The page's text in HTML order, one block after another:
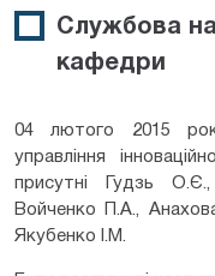
Службова
кафедри
04 лютого 2015
управління
присутні Гудзь
Войченко П.А.,
Якубенко І.М.